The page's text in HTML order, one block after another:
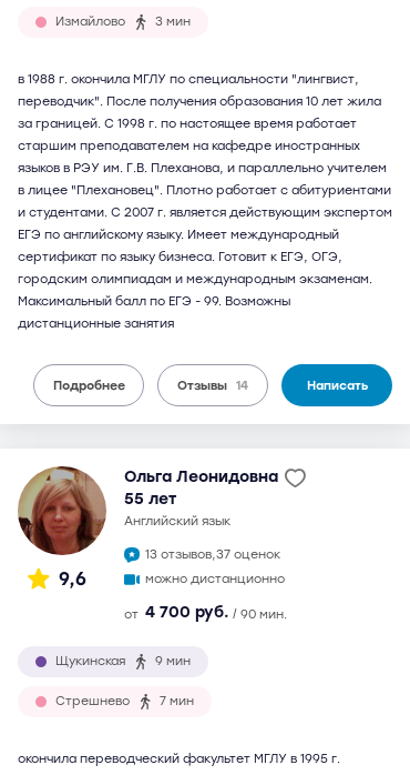
Измайлово 3 мин
в 1988 г. окончила МГЛУ по специальности "лингвист,
переводчик". После получения образования 10 лет жила
за границей. С 1998 г. по настоящее время работает
старшим преподавателем на кафедре иностранных
языков в РЭУ им. Г.В. Плеханова, и параллельно учителем
в лицее "Плехановец". Плотно работает с абитуриентами
и студентами. С 2007 г. является действующим экспертом
ЕГЭ по английскому языку. Имеет международный
сертификат по языку бизнеса. Готовит к ЕГЭ, ОГЭ,
городским олимпиадам и международным экзаменам.
Максимальный балл по ЕГЭ - 99. Возможны
дистанционные занятия
Подробнее Отзывы 14 Написать
9,6
Ольга Леонидовна
55 лет
английский язык
13 отзывов,37 оценок
можно дистанционно
от 4 700 руб. / 90 мин.
Щукинская 9 мин
Стрешнево 7 мин
окончила переводческий факультет МГЛУ в 1995 г.